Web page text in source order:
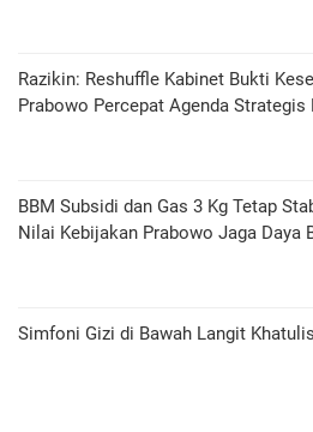
Razikin: Reshuffle Kabinet Bukti
Prabowo Percepat Agenda Strategis
BBM Subsidi dan Gas 3 Kg Tetap
Nilai Kebijakan Prabowo Jaga Daya
​Simfoni Gizi di Bawah Langit